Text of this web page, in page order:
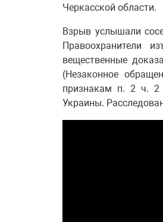
Черкасской области.
Взрыв услышали
Правоохранители
вещественные
(Незаконное
признакам п. 2 ч. 2
Украины.